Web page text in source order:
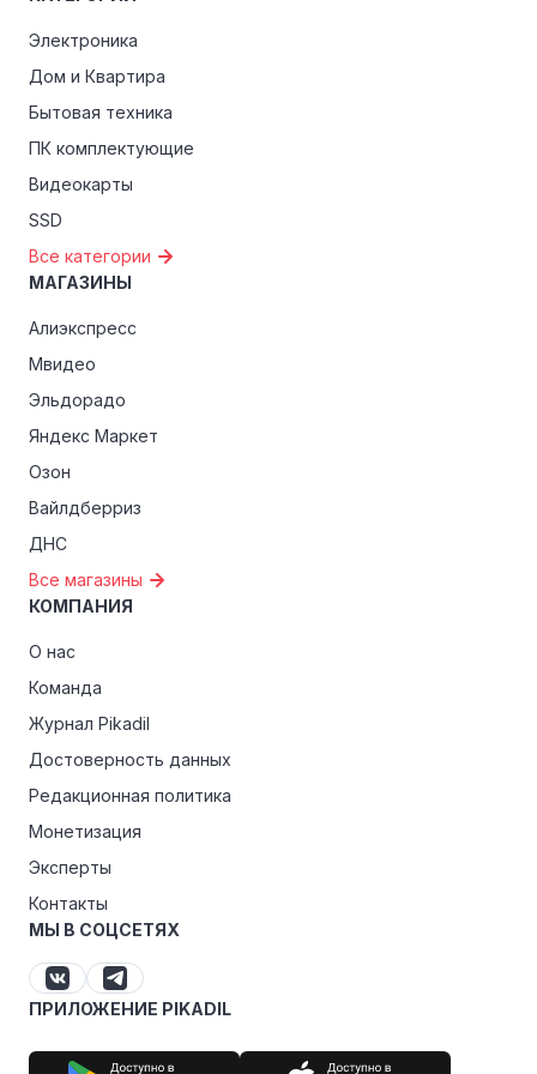
Особые скидки:
критериям, проверьте, предоставляет ли Tribuna
пенсионеров.
Электроника
Дом и Квартира
Бытовая техника
ПК комплектующие
Видеокарты
SSD
Все категории
МАГАЗИНЫ
Алиэкспресс
Мвидео
Эльдорадо
Яндекс Маркет
Озон
Вайлдберриз
ДНС
Все магазины
КОМПАНИЯ
О нас
Команда
Журнал Pikadil
Достоверность данных
Редакционная политика
Монетизация
Эксперты
Контакты
МЫ В СОЦСЕТЯХ
ПРИЛОЖЕНИЕ PIKADIL